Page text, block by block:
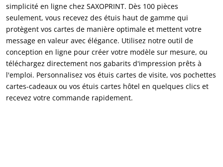
simplicité en ligne chez SAXOPRINT. Dès 100 pièces
seulement, vous recevez des étuis haut de gamme qui
protègent vos cartes de manière optimale et mettent votre
message en valeur avec élégance. Utilisez notre outil de
conception en ligne pour créer votre modèle sur mesure, ou
téléchargez directement nos gabarits d'impression prêts à
l'emploi. Personnalisez vos étuis cartes de visite, vos pochettes
cartes-cadeaux ou vos étuis cartes hôtel en quelques clics et
recevez votre commande rapidement.